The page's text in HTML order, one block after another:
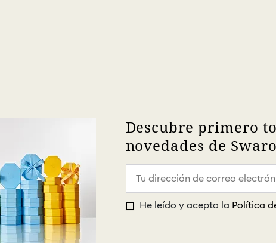
Descubre primero
novedades de
He leído y acepto la Política